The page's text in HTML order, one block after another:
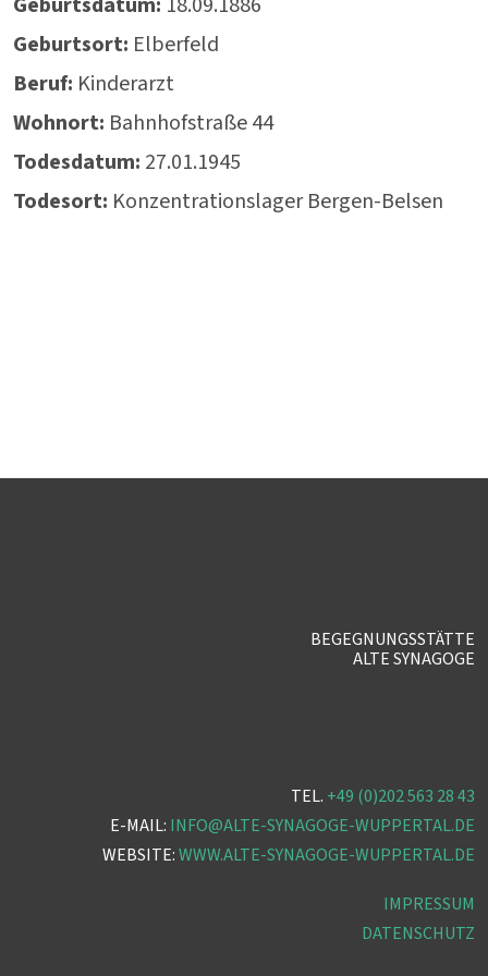
Geburtsort: Elberfeld
Beruf: Kinderarzt
Wohnort: Bahnhofstraße 44
Todesdatum: 27.01.1945
Todesort: Konzentrationslager Bergen-Belsen
BEGEGNUNGSSTÄTTE
ALTE SYNAGOGE
TEL. +49 (0)202 563 28 43
E-MAIL: INFO@ALTE-SYNAGOGE-WUPPERTAL.DE
WEBSITE:WWW.ALTE-SYNAGOGE-WUPPERTAL.DE
IMPRESSUM
DATENSCHUTZ